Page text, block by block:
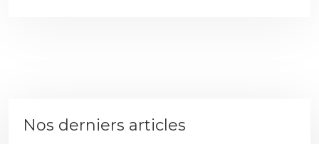
Nos derniers articles